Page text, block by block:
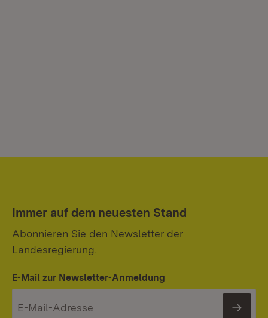
Immer auf dem neuesten Stand
Abonnieren Sie den Newsletter der
Landesregierung.
E-Mail zur Newsletter-Anmeldung